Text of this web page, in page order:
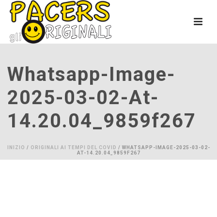
Whatsapp-Image-
2025-03-02-At-
14.20.04_9859f267
INIZIO / ORIGINALI AI TEMPI DEL COVID / WHATSAPP-IMAGE-2025-03-02-
AT-14.20.04_9859F267